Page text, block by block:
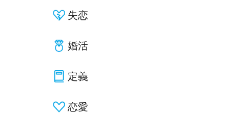
失恋
婚活
定義
恋愛